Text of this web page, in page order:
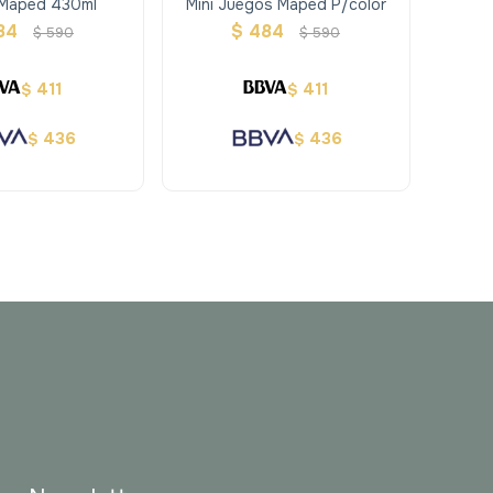
$ 590
$ 411
$ 436
$ 484 $ 590
$ 411
$ 436